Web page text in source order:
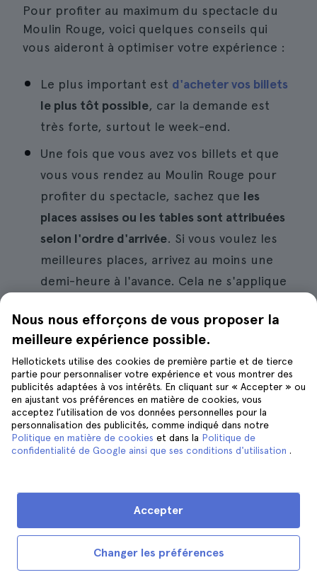
Pour profiter au maximum du spectacle du
Moulin Rouge, voici quelques conseils qui
vous aideront à optimiser votre expérience :
Le plus important est d'acheter vos billets
le plus tôt possible, car la demande est
très forte, surtout le week-end.
Une fois que vous avez vos billets et que
vous vous rendez au Moulin Rouge pour
profiter du spectacle, sachez que les
places assises ou les tables sont attribuées
selon l'ordre d'arrivée. Si vous voulez les
meilleures places, arrivez au moins une
demi-heure à l'avance. Cela ne s'applique
des places réservées.
Le Moulin Rouge dispose de
service deconsigne. Il coûte 2 euros et
vous devrez obligatoirement y laisser vos
sacs et appareils photo.
Vous pouvez laisser votre manteau au
frileux, car il peut faire un peu froid dans
la salle.
À l'intérieur, il est interdit de prendre des
photos ou de filmerpour des raisons de
Nous nous efforçons de vous proposer la
meilleure expérience possible.
Hellotickets utilise des cookies de première partie et de tierce
partie pour personnaliser votre expérience et vous montrer des
publicités adaptées à vos intérêts. En cliquant sur « Accepter » ou
en ajustant vos préférences en matière de cookies, vous
acceptez l’utilisation de vos données personnelles pour la
personnalisation des publicités, comme indiqué dans notre
Politique en matière de cookies et dans la Politique de
confidentialité de Google ainsi que ses conditions d'utilisation .
Changer les préférences
Accepter